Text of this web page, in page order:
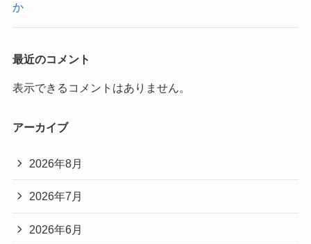
か
最近のコメント
表示できるコメントはありません。
アーカイブ
2026年8月
2026年7月
2026年6月